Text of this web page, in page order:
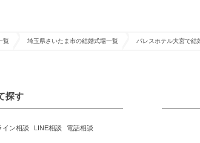
覧 埼玉県さいたま市の結婚式場一覧 パレスホテル大宮で結
探す
イン相談 LINE相談 電話相談